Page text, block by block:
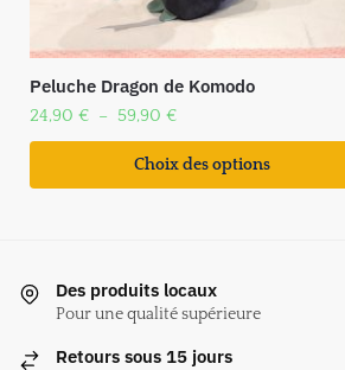
Peluche Dragon de Komodo
24,90 € – 59,90 €
Choix des options
Des produits locaux
Pour une qualité supérieure
Retours sous 15 jours